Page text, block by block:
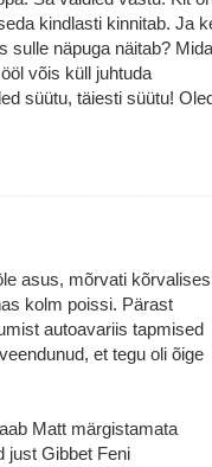
kindlasti kinnitab. Ja
sulle näpuga näitab? Mida
võis küll juhtuda
süütu, täiesti süütu!
asus, mõrvati
kolm poissi. Pärast
autoavariis tapmised
et tegu oli õige
Matt märgistamata
just Gibbet Feni